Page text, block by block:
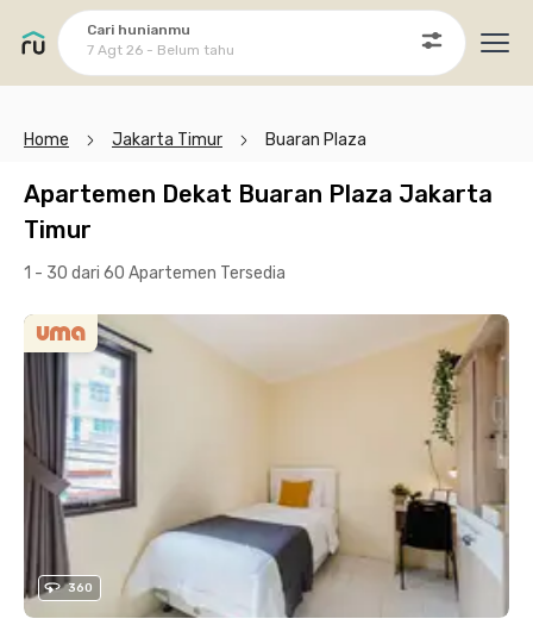
Cari hunianmu
7 Agt 26 - Belum tahu
Home Jakarta Timur Buaran Plaza
Apartemen Dekat Buaran Plaza Jakarta
Timur
1 - 30 dari 60 Apartemen Tersedia
360